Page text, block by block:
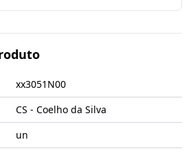
xx3051N00
CS - Coelho da Silva
un